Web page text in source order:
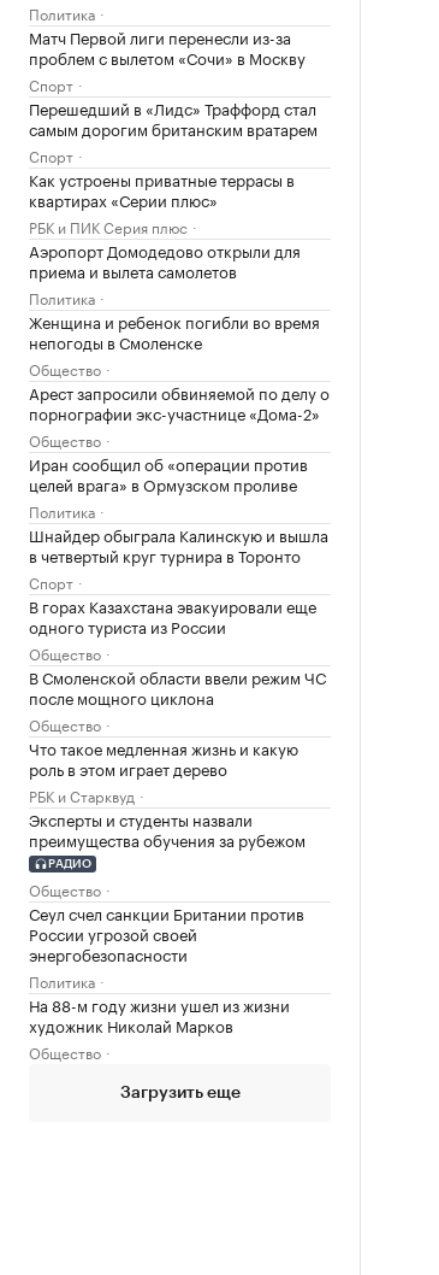
Политика
Матч Первой лиги перенесли из-за
проблем с вылетом «Сочи» в Москву
Спорт
Перешедший в «Лидс» Траффорд стал
самым дорогим британским вратарем
Спорт
Как устроены приватные террасы в
квартирах «Серии плюс»
РБК и ПИК Серия плюс
Аэропорт Домодедово открыли для
приема и вылета самолетов
Политика
Женщина и ребенок погибли во время
непогоды в Смоленске
Общество
Арест запросили обвиняемой по делу о
порнографии экс-участнице «Дома-2»
Общество
Иран сообщил об «операции против
целей врага» в Ормузском проливе
Политика
Шнайдер обыграла Калинскую и вышла
в четвертый круг турнира в Торонто
Спорт
В горах Казахстана эвакуировали еще
одного туриста из России
Общество
В Смоленской области ввели режим ЧС
после мощного циклона
Общество
Что такое медленная жизнь и какую
роль в этом играет дерево
РБК и Старквуд
Эксперты и студенты назвали
преимущества обучения за рубежом
РАДИО
Общество
Сеул счел санкции Британии против
России угрозой своей
энергобезопасности
Политика
На 88-м году жизни ушел из жизни
художник Николай Марков
Общество
Загрузить еще